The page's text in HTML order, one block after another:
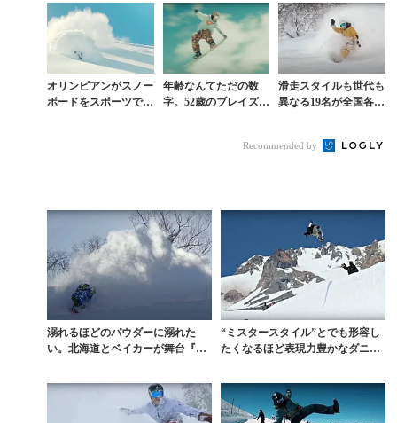
オリンピアンがスノー
ボードをスポーツでは
年齢なんてただの数
字。52歳のブレイズ・
滑走スタイルも世代も
異なる19名が全国各地
Recommended by
溺れるほどのパウダーに溺れた
い。北海道とベイカーが舞台『NO
“ミスタースタイル”とでも形容し
たくなるほど表現力豊かなダニ